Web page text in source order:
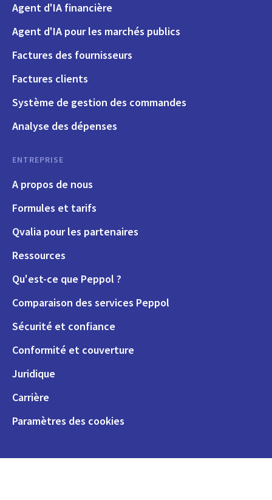
Agent d'IA financière
Agent d'IA pour les marchés publics
Factures des fournisseurs
Factures clients
Système de gestion des commandes
Analyse des dépenses
ENTREPRISE
A propos de nous
Formules et tarifs
Qvalia pour les partenaires
Ressources
Qu'est-ce que Peppol ?
Comparaison des services Peppol
Sécurité et confiance
Conformité et couverture
Juridique
Carrière
Paramètres des cookies